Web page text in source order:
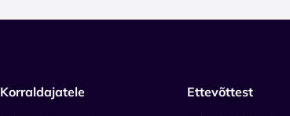
Korraldajatele Ettevõttest